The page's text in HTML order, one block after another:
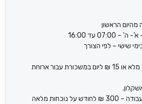
הראשון
שישי – לפי הצורך
- ארוחת צהרים בסבסוד מלא או 15 ₪ ליום במשכורת עבור ארוחת
נוכחות מלאה